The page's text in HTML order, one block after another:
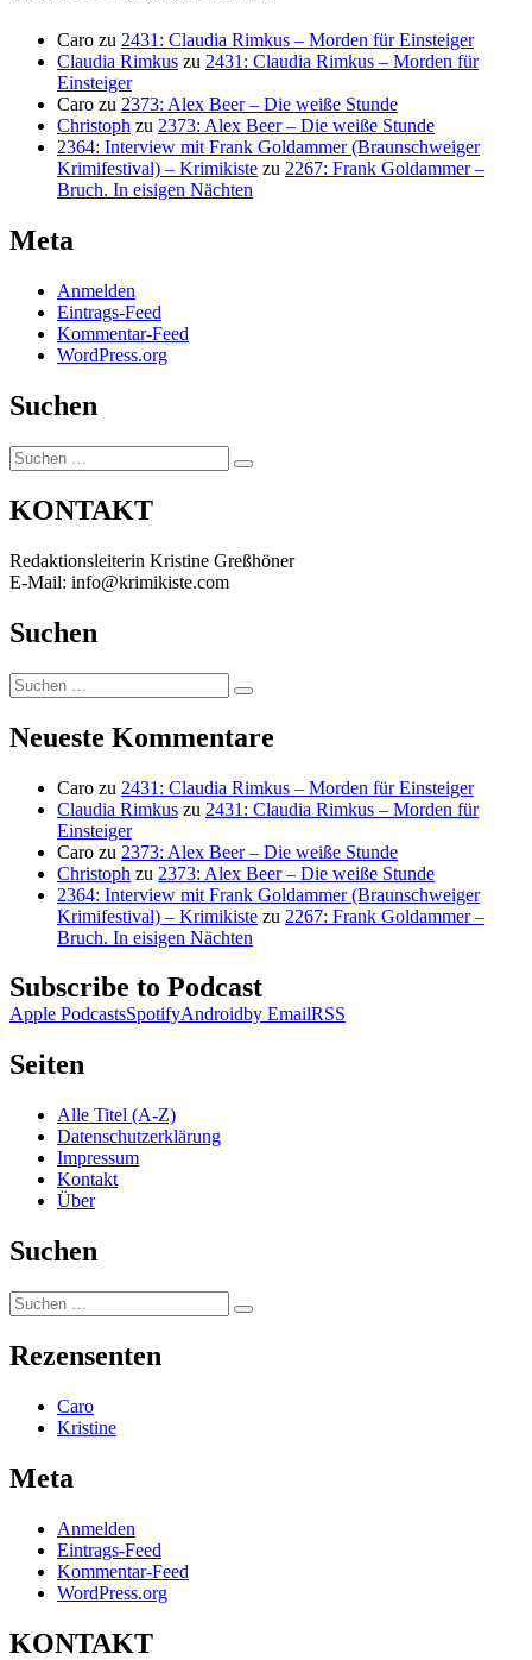
Caro zu 2431: Claudia Rimkus – Morden für Einsteiger
Claudia Rimkus zu 2431: Claudia Rimkus – Morden für
Einsteiger
Caro zu 2373: Alex Beer – Die weiße Stunde
Christoph zu 2373: Alex Beer – Die weiße Stunde
2364: Interview mit Frank Goldammer (Braunschweiger
Krimifestival) – Krimikiste zu 2267: Frank Goldammer –
Bruch. In eisigen Nächten
Meta
Anmelden
Eintrags-Feed
Kommentar-Feed
WordPress.org
Suchen
Suchen
nach:
Suchen
KONTAKT
Redaktionsleiterin Kristine Greßhöner
E-Mail: info@krimikiste.com
Suchen
Suchen
nach:
Suchen
Neueste Kommentare
Caro zu 2431: Claudia Rimkus – Morden für Einsteiger
Claudia Rimkus zu 2431: Claudia Rimkus – Morden für
Einsteiger
Caro zu 2373: Alex Beer – Die weiße Stunde
Christoph zu 2373: Alex Beer – Die weiße Stunde
2364: Interview mit Frank Goldammer (Braunschweiger
Krimifestival) – Krimikiste zu 2267: Frank Goldammer –
Bruch. In eisigen Nächten
Subscribe to Podcast
Apple PodcastsSpotifyAndroidby EmailRSS
Seiten
Alle Titel (A-Z)
Datenschutzerklärung
Impressum
Kontakt
Über
Suchen
Suchen
nach:
Suchen
Rezensenten
Caro
Kristine
Meta
Anmelden
Eintrags-Feed
Kommentar-Feed
WordPress.org
KONTAKT